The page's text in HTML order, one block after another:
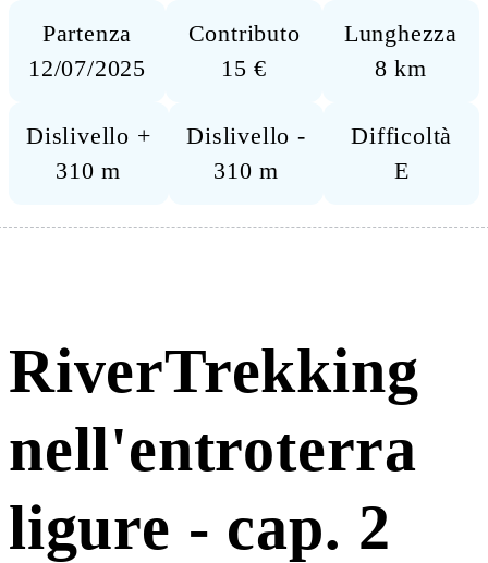
Partenza
12/07/2025
Contributo
15 €
Lunghezza
8 km
Dislivello +
310 m
Dislivello -
310 m
Difficoltà
E
RiverTrekking
nell'entroterra
ligure - cap. 2